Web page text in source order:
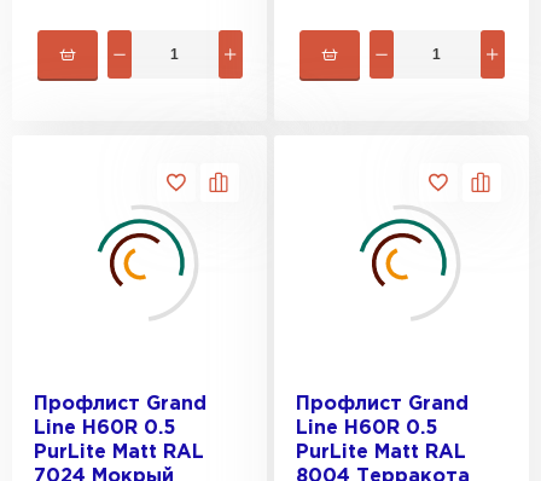
Профлист Grand
Line H60R 0.5
PurLite Matt RAL
7024 Мокрый
Профлист Grand
Line H60R 0.5
PurLite Matt RAL
8004 Терракота